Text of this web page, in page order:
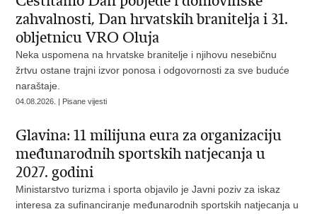
zahvalnosti, Dan hrvatskih branitelja i 31.
obljetnicu VRO Oluja
Neka uspomena na hrvatske branitelje i njihovu nesebičnu
žrtvu ostane trajni izvor ponosa i odgovornosti za sve buduće
naraštaje.
04.08.2026. | Pisane vijesti
Glavina: 11 milijuna eura za organizaciju
međunarodnih sportskih natjecanja u
2027. godini
Ministarstvo turizma i sporta objavilo je Javni poziv za iskaz
interesa za sufinanciranje međunarodnih sportskih natjecanja u